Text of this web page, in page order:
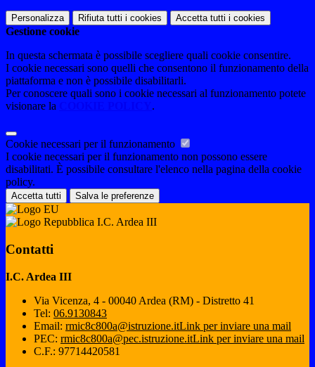
Personalizza Rifiuta tutti i cookies Accetta tutti i cookies
Gestione cookie
In questa schermata è possibile scegliere quali cookie consentire.
I cookie necessari sono quelli che consentono il funzionamento della
piattaforma e non è possibile disabilitarli.
Per conoscere quali sono i cookie necessari al funzionamento potete
visionare la
.
Cookie necessari per il funzionamento
I cookie necessari per il funzionamento non possono essere
disabilitati. È possibile consultare l'elenco nella pagina della cookie
policy.
Accetta tutti Salva le preferenze
I.C. Ardea III
Contatti
I.C. Ardea III
Via Vicenza, 4 - 00040 Ardea (RM) - Distretto 41
Tel: 06.9130843
Email: rmic8c800a@istruzione.itLink per inviare una mail
PEC: rmic8c800a@pec.istruzione.itLink per inviare una mail
C.F.: 97714420581